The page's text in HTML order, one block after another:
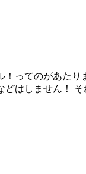
！ってのがあた
どはしません！ そ